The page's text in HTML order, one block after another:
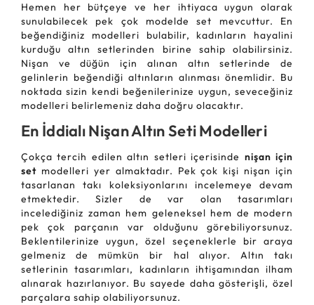
Hemen her bütçeye ve her ihtiyaca uygun olarak
sunulabilecek pek çok modelde set mevcuttur. En
beğendiğiniz modelleri bulabilir, kadınların hayalini
kurduğu altın setlerinden birine sahip olabilirsiniz.
Nişan ve düğün için alınan altın setlerinde de
gelinlerin beğendiği altınların alınması önemlidir. Bu
noktada sizin kendi beğenilerinize uygun, seveceğiniz
modelleri belirlemeniz daha doğru olacaktır.
En İddialı Nişan Altın Seti Modelleri
Çokça tercih edilen altın setleri içerisinde nişan için
set modelleri yer almaktadır. Pek çok kişi nişan için
tasarlanan takı koleksiyonlarını incelemeye devam
etmektedir. Sizler de var olan tasarımları
incelediğiniz zaman hem geleneksel hem de modern
pek çok parçanın var olduğunu görebiliyorsunuz.
Beklentilerinize uygun, özel seçeneklerle bir araya
gelmeniz de mümkün bir hal alıyor. Altın takı
setlerinin tasarımları, kadınların ihtişamından ilham
alınarak hazırlanıyor. Bu sayede daha gösterişli, özel
parçalara sahip olabiliyorsunuz.